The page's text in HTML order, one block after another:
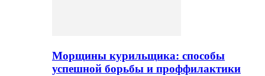
Морщины курильщика: способы
успешной борьбы и проффилактики